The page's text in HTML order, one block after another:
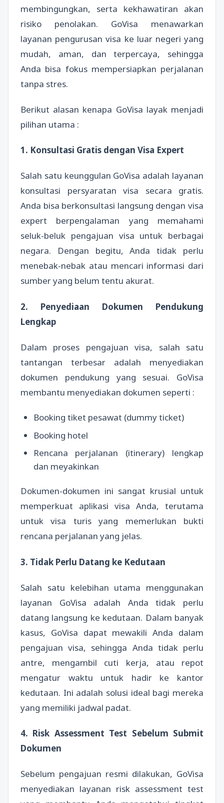
membingungkan, serta kekhawatiran akan
risiko penolakan. GoVisa menawarkan
layanan pengurusan visa ke luar negeri yang
mudah, aman, dan terpercaya, sehingga
Anda bisa fokus mempersiapkan perjalanan
tanpa stres.
Berikut alasan kenapa GoVisa layak menjadi
pilihan utama :
1. Konsultasi Gratis dengan Visa Expert
Salah satu keunggulan GoVisa adalah layanan
konsultasi persyaratan visa secara gratis.
Anda bisa berkonsultasi langsung dengan visa
expert berpengalaman yang memahami
seluk-beluk pengajuan visa untuk berbagai
negara. Dengan begitu, Anda tidak perlu
menebak-nebak atau mencari informasi dari
sumber yang belum tentu akurat.
2. Penyediaan Dokumen Pendukung
Lengkap
Dalam proses pengajuan visa, salah satu
tantangan terbesar adalah menyediakan
dokumen pendukung yang sesuai. GoVisa
membantu menyediakan dokumen seperti :
Booking tiket pesawat (dummy ticket)
Booking hotel
Rencana perjalanan (itinerary) lengkap
dan meyakinkan
Dokumen-dokumen ini sangat krusial untuk
memperkuat aplikasi visa Anda, terutama
untuk visa turis yang memerlukan bukti
rencana perjalanan yang jelas.
3. Tidak Perlu Datang ke Kedutaan
Salah satu kelebihan utama menggunakan
layanan GoVisa adalah Anda tidak perlu
datang langsung ke kedutaan. Dalam banyak
kasus, GoVisa dapat mewakili Anda dalam
pengajuan visa, sehingga Anda tidak perlu
antre, mengambil cuti kerja, atau repot
mengatur waktu untuk hadir ke kantor
kedutaan. Ini adalah solusi ideal bagi mereka
yang memiliki jadwal padat.
4. Risk Assessment Test Sebelum Submit
Dokumen
Sebelum pengajuan resmi dilakukan, GoVisa
menyediakan layanan risk assessment test